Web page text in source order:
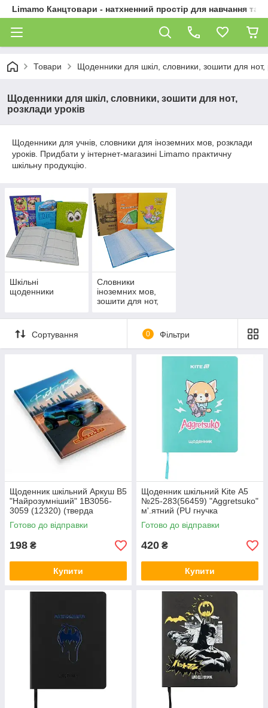
Limamo Канцтовари - натхненний простір для навчання та
Товари Щоденники для шкіл, словники, зошити для нот,
Щоденники для шкіл, словники, зошити для нот,
розклади уроків
Щоденники для учнів, словники для іноземних мов, розклади
уроків. Придбати у інтернет-магазині Limamo практичну
шкільну продукцію.
Шкільні
щоденники
Словники
іноземних мов,
зошити для нот,
Сортування 0 Фільтри
Щоденник шкільний Аркуш В5
"Найрозумніший" 1В3056-
3059 (12320) (тверда
поролонова обкладинка)
Готово до відправки
198 ₴
Купити
Щоденник шкільний Kite А5
№25-283(56459) "Aggretsuko"
м'.ятний (PU гнучка
обкладинка зі сліпим тисне
Готово до відправки
420 ₴
Купити